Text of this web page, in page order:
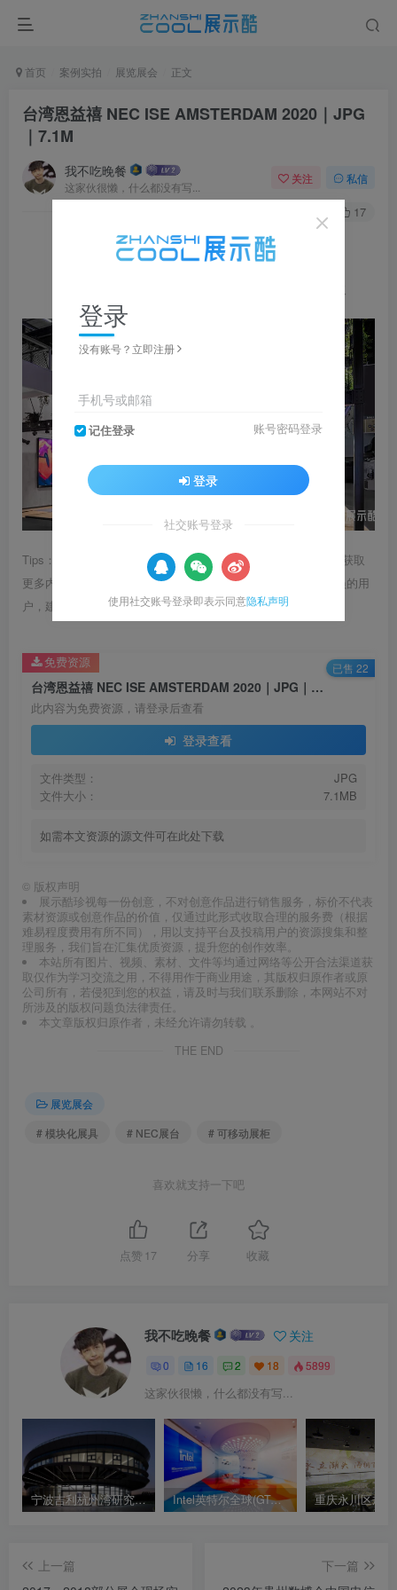
首页 案例实拍 展览展会 正文
台湾恩益禧 NEC ISE AMSTERDAM 2020｜JPG
｜7.1M
我不吃晚餐
这家伙很懒，什么都没有写...
关注 私信
17
Tips：1.内容图片或视频可能会有压缩，若文章提供下载服务，获取
更多内容（无展示酷水印）可在下方下载； 2.没有百度网盘会员的用
户，建议用123云盘可获得更快的下载速度。
台湾恩益禧 NEC ISE AMSTERDAM 2020｜JPG｜7.1M
此内容为免费资源，请登录后查看
登录查看
文件类型：
JPG
文件大小：
7.1MB
如需本文资源的源文件可在此处下载
免费资源 已售 22
© 版权声明
展示酷珍视每一份创意，不对创意作品进行销售服务，标价不代表
素材资源或创意作品的价值，仅通过此形式收取合理的服务费（根据
难易程度费用有所不同），用以支持平台及投稿用户的资源搜集和整
理服务，我们旨在汇集优质资源，提升您的创作效率。
本站所有图片、视频、素材、文件等均通过网络等公开合法渠道获
取仅作为学习交流之用，不得用作于商业用途，其版权归原作者或原
公司所有，若侵犯到您的权益，请及时与我们联系删除，本网站不对
所涉及的版权问题负法律责任。
本文章版权归原作者，未经允许请勿转载 。
THE END
展览展会
# 模块化展具
# NEC展台 # 可移动展柜
喜欢就支持一下吧
点赞 17 分享 收藏
我不吃晚餐 关注
0 16 2 18 5899
这家伙很懒，什么都没有写...
宁波吉利杭州湾研究院极氪共创中心展厅实拍 Intel英特尔全球(GTC)科技体验中心 重庆永川区规
上一篇
下一篇
登录
没有账号？立即注册
手机号或邮箱
记住登录 账号密码登录
登录
社交账号登录
使用社交账号登录即表示同意隐私声明